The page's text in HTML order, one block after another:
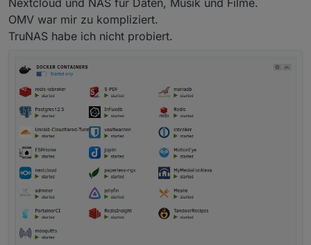
Nextcloud und NAS für Daten, Musik und Filme.
OMV war mir zu kompliziert.
TruNAS habe ich nicht probiert.